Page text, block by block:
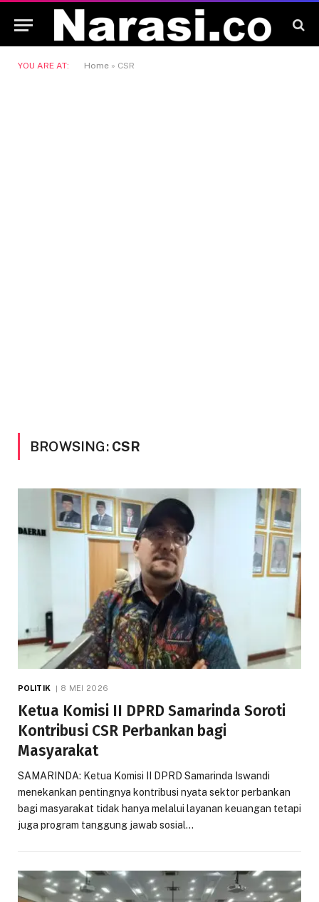
YOU ARE AT: Home » CSR
BROWSING: CSR
POLITIK 8 MEI 2026
Ketua Komisi II DPRD Samarinda Soroti
Kontribusi CSR Perbankan bagi
Masyarakat
SAMARINDA: Ketua Komisi II DPRD Samarinda Iswandi
menekankan pentingnya kontribusi nyata sektor perbankan
bagi masyarakat tidak hanya melalui layanan keuangan tetapi
juga program tanggung jawab sosial…